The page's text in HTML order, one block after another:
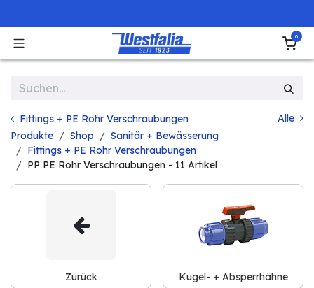
0
Fittings + PE Rohr Verschraubungen
Alle
Produkte
Shop
Sanitär + Bewässerung
Fittings + PE Rohr Verschraubungen
PP PE Rohr Verschraubungen - 11 Artikel
Zurück Kugel- + Absperrhähne